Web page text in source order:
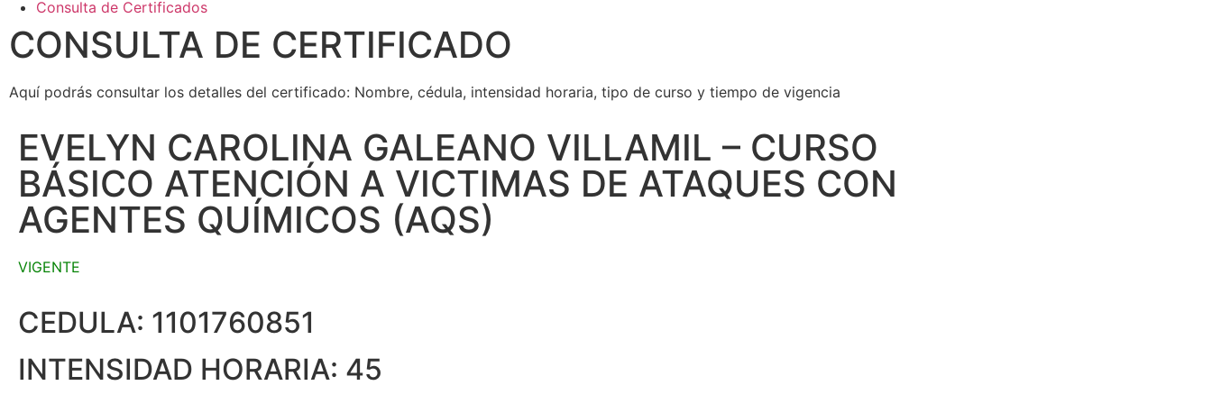
Consulta de Certificados
CONSULTA DE CERTIFICADO
Aquí podrás consultar los detalles del certificado: Nombre, cédula, intensidad horaria, tipo de curso y tiempo de vigencia
EVELYN CAROLINA GALEANO VILLAMIL – CURSO
BÁSICO ATENCIÓN A VICTIMAS DE ATAQUES CON
AGENTES QUÍMICOS (AQS)
VIGENTE
CEDULA: 1101760851
INTENSIDAD HORARIA: 45